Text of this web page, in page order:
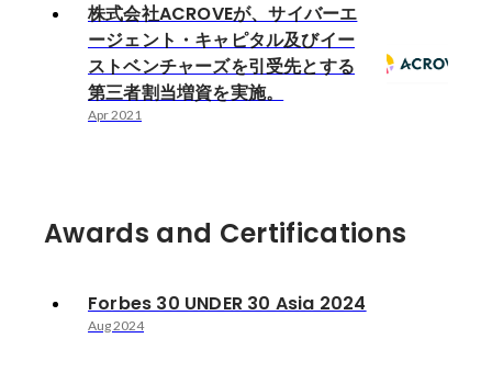
株式会社ACROVEが、サイバーエ
ージェント・キャピタル及びイー
ストベンチャーズを引受先とする
第三者割当増資を実施。
Apr 2021
Awards and Certifications
Forbes 30 UNDER 30 Asia 2024
Aug 2024